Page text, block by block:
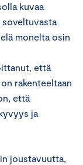
kuvaa
monelta osin
että
rakenteeltaan
että
ja
joustavuutta,